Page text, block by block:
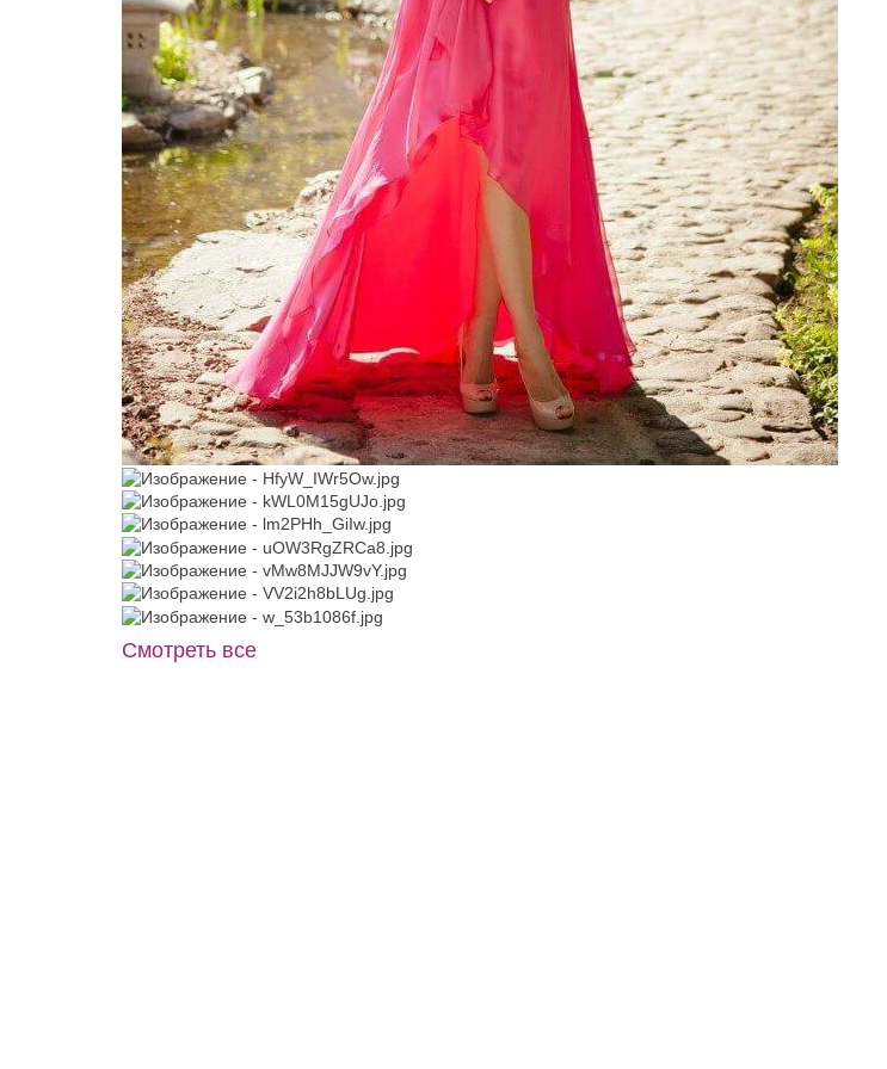
Жакет J022
В примерочную
Купить
Модель № BGL1549
40 42 44 46
50 52
В примерочную
Купить
BAF011B темно-зеленое
приталенное To Be Bride
48 50 52 54 56
58 60
В примерочную
Купить
Смотреть все